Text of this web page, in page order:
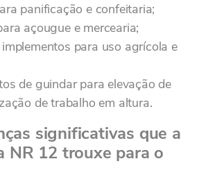
panificação e confeitaria;
açougue e mercearia;
para uso agrícola e
de guindar para elevação de
de trabalho em altura.
significativas que a
NR 12 trouxe para o